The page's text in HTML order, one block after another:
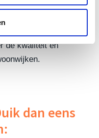
gebiedsontwikkeling
alleen.
de kwaliteit en
dan eens